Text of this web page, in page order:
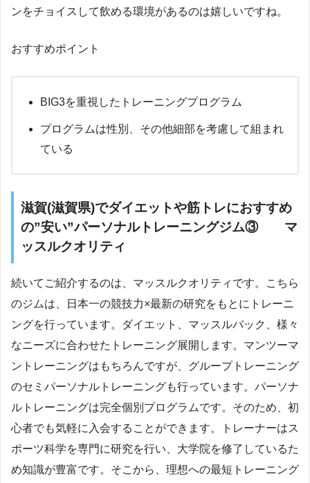
ンをチョイスして飲める環境があるのは嬉しいですね。
おすすめポイント
BIG3を重視したトレーニングプログラム
プログラムは性別、その他細部を考慮して組まれ
ている
滋賀(滋賀県)でダイエットや筋トレにおすすめ
の”安い”パーソナルトレーニングジム③ マ
ッスルクオリティ
続いてご紹介するのは、マッスルクオリティです。こちら
のジムは、日本一の競技力×最新の研究をもとにトレーニ
ングを行っています。ダイエット、マッスルバック、様々
なニーズに合わせたトレーニング展開します。マンツーマ
ントレーニングはもちろんですが、グループトレーニング
のセミパーソナルトレーニングも行っています。パーソナ
ルトレーニングは完全個別プログラムです。そのため、初
心者でも気軽に入会することができます。トレーナーはス
ポーツ科学を専門に研究を行い、大学院を修了しているた
め知識が豊富です。そこから、理想への最短トレーニング